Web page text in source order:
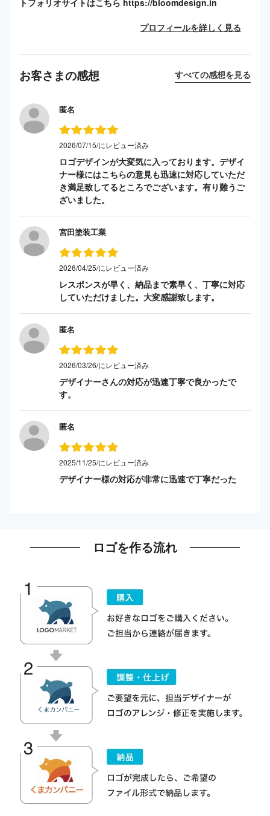
プロフィールを詳しく見る
お客さまの感想 すべての感想を見る
匿名
2026/07/15/にレビュー済み
ロゴデザインが大変気に入っております。デザイ
ナー様にはこちらの意見も迅速に対応していただ
き満足致してるところでございます。有り難うご
ざいました。
宮田塗装工業
2026/04/25/にレビュー済み
レスポンスが早く、納品まで素早く、丁寧に対応
していただけました。大変感謝致します。
匿名
2026/03/26/にレビュー済み
デザイナーさんの対応が迅速丁寧で良かったで
す。
匿名
2025/11/25/にレビュー済み
デザイナー様の対応が非常に迅速で丁寧だった
ロゴを作る流れ